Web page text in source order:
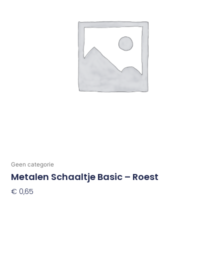
Geen categorie
Metalen Schaaltje Basic – Roest
€ 0,65